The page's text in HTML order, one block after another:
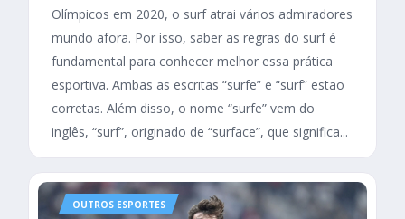
Olímpicos em 2020, o surf atrai vários admiradores
mundo afora. Por isso, saber as regras do surf é
fundamental para conhecer melhor essa prática
esportiva. Ambas as escritas “surfe” e “surf” estão
corretas. Além disso, o nome “surfe” vem do
inglês, “surf”, originado de “surface”, que significa...
OUTROS ESPORTES